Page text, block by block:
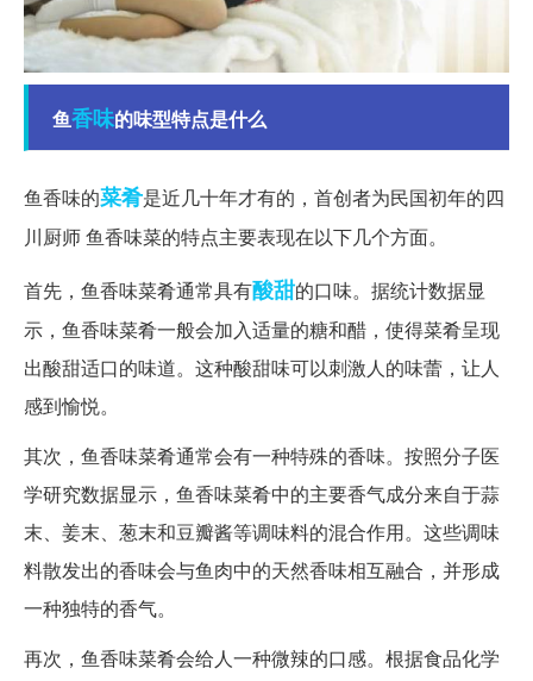
鱼香味的味型特点是什么
鱼香味的菜肴是近几十年才有的，首创者为民国初年的四
川厨师 鱼香味菜的特点主要表现在以下几个方面。
首先，鱼香味菜肴通常具有酸甜的口味。据统计数据显
示，鱼香味菜肴一般会加入适量的糖和醋，使得菜肴呈现
出酸甜适口的味道。这种酸甜味可以刺激人的味蕾，让人
感到愉悦。
其次，鱼香味菜肴通常会有一种特殊的香味。按照分子医
学研究数据显示，鱼香味菜肴中的主要香气成分来自于蒜
末、姜末、葱末和豆瓣酱等调味料的混合作用。这些调味
料散发出的香味会与鱼肉中的天然香味相互融合，并形成
一种独特的香气。
再次，鱼香味菜肴会给人一种微辣的口感。根据食品化学